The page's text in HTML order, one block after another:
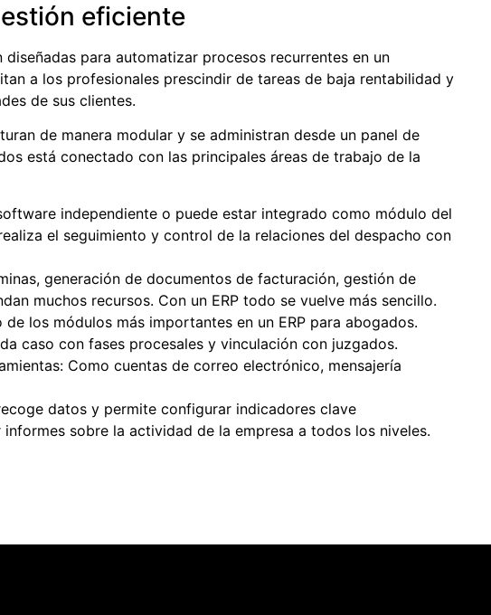
eficiente
diseñadas para automatizar procesos recurrentes en un
a los profesionales prescindir de tareas de baja rentabilidad y
de sus clientes.
de manera modular y se administran desde un panel de
está conectado con las principales áreas de trabajo de la
independiente o puede estar integrado como módulo del
el seguimiento y control de la relaciones del despacho con
generación de documentos de facturación, gestión de
muchos recursos. Con un ERP todo se vuelve más sencillo.
los módulos más importantes en un ERP para abogados.
caso con fases procesales y vinculación con juzgados.
Como cuentas de correo electrónico, mensajería
datos y permite configurar indicadores clave
sobre la actividad de la empresa a todos los niveles.